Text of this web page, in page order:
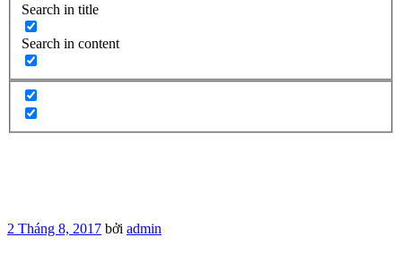
Search in title
Search in content
Đăng
2 Tháng 8, 2017 bởi admin